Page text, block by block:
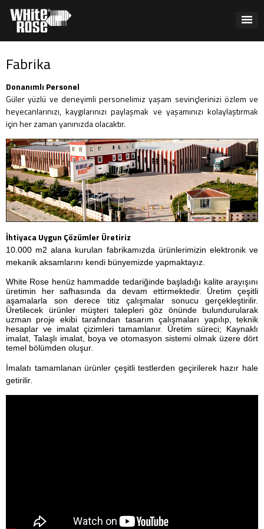
Fabrika
Donanımlı Personel
Güler yüzlü ve deneyimli personelimiz yaşam sevinçlerinizi özlem ve
heyecanlarınızı, kaygılarınızı paylaşmak ve yaşamınızı kolaylaştırmak
için her zaman yanınızda olacaktır.
İhtiyaca Uygun Çözümler Üretiriz
10.000 m2 alana kurulan fabrikamızda ürünlerimizin elektronik ve
mekanik aksamlarını kendi bünyemizde yapmaktayız.
White Rose henüz hammadde tedariğinde başladığı kalite arayışını
üretimin her safhasında da devam ettirmektedir. Üretim çeşitli
aşamalarla son derece titiz çalışmalar sonucu gerçekleştirilir.
Üretilecek ürünler müşteri talepleri göz önünde bulundurularak
uzman proje ekibi tarafından tasarım çalışmaları yapılıp, teknik
hesaplar ve imalat çizimleri tamamlanır. Üretim süreci; Kaynaklı
imalat, Talaşlı imalat, boya ve otomasyon sistemi olmak üzere dört
temel bölümden oluşur.
İmalatı tamamlanan ürünler çeşitli testlerden geçirilerek hazır hale
getirilir.